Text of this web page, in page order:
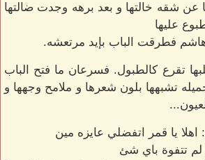
عن شقه خالتها و بعد برهه وجدت ضالتها
عليها
فطرقت الباب بإيد مرتعشه.
تقرع كالطبول. فسرعان ما فتح الباب
تشبهها بلون شعرها و ملامح وجهها و
اهلا يا قمر اتفضلي عايزه مين
لم تتفوة باي شئ